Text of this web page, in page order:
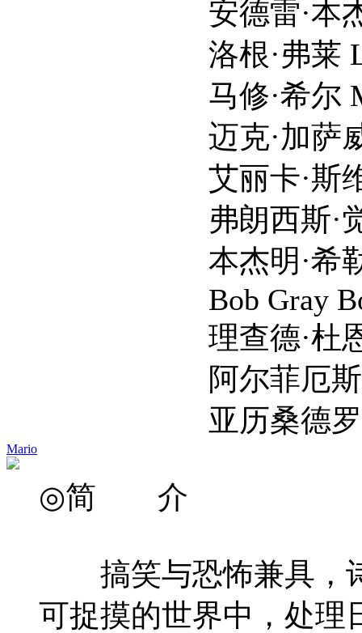
Mario
安德雷·本杰明
洛根·弗莱
马修·希尔
迈克·加萨威
艾丽卡·斯维尼
弗朗西斯·觉
本杰明·希勒
Bob Gray Bob
理查德·杜恩
阿尔菲厄斯·格林
亚历桑德罗·尼沃
◎简 介
搞笑与恐怖兼具，诗
可捉摸的世界中，处理